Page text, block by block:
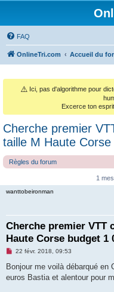
FAQ
OnlineTri.com Accueil du
⚠️ Ici, pas d'algorithme pour
Excerce ton
Cherche premier
taille M Haute
Règles du forum
1
wanttobeironman
Cherche premier VTT
Haute Corse budget 1
M
s
a
22 févr. 2018, 09:53
Bonjour me voilà débarqué en
euros Bastia et alentour pour